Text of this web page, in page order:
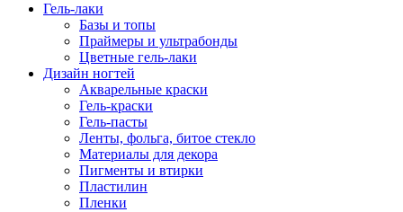
Гель-лаки
Базы и топы
Праймеры и ультрабонды
Цветные гель-лаки
Дизайн ногтей
Акварельные краски
Гель-краски
Гель-пасты
Ленты, фольга, битое стекло
Материалы для декора
Пигменты и втирки
Пластилин
Пленки